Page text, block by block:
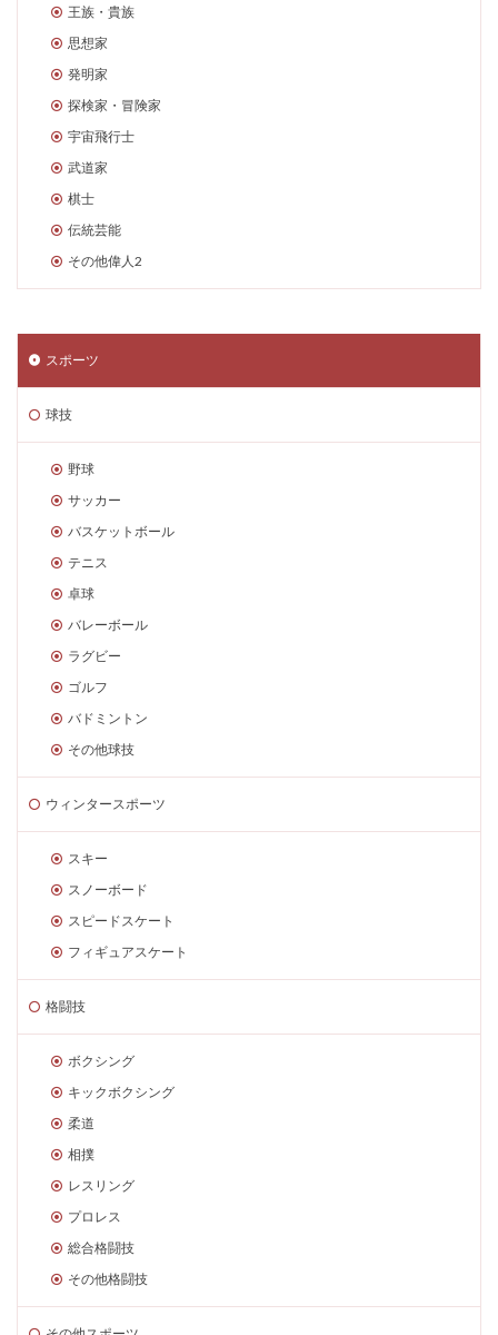
王族・貴族
思想家
発明家
探検家・冒険家
宇宙飛行士
武道家
棋士
伝統芸能
その他偉人2
スポーツ
球技
野球
サッカー
バスケットボール
テニス
卓球
バレーボール
ラグビー
ゴルフ
バドミントン
その他球技
ウィンタースポーツ
スキー
スノーボード
スピードスケート
フィギュアスケート
格闘技
ボクシング
キックボクシング
柔道
相撲
レスリング
プロレス
総合格闘技
その他格闘技